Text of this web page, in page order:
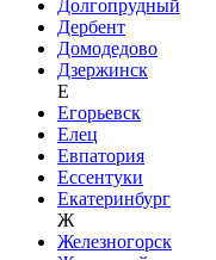
Долгопрудный
Дербент
Домодедово
Дзержинск
Е
Егорьевск
Елец
Евпатория
Ессентуки
Екатеринбург
Ж
Железногорск